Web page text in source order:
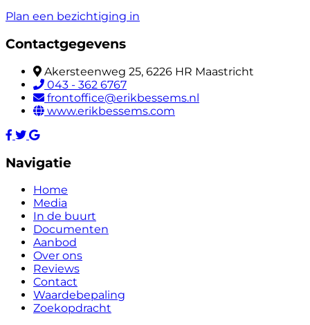
Plan een bezichtiging in
Contactgegevens
Akersteenweg 25, 6226 HR Maastricht
043 - 362 6767
frontoffice@erikbessems.nl
www.erikbessems.com
Navigatie
Home
Media
In de buurt
Documenten
Aanbod
Over ons
Reviews
Contact
Waardebepaling
Zoekopdracht